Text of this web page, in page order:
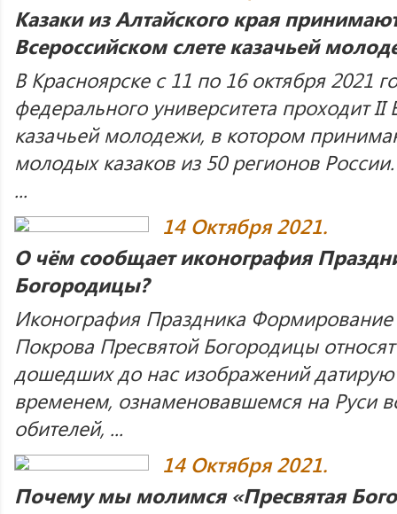
Казаки из Алтайского края
Всероссийском слете казачьей
В Красноярске с 11 по 16 октября 2021
федерального университета проходит II
казачьей молодежи, в котором
молодых казаков из 50 регионов
...
14 Октября 2021.
О чём сообщает иконография
Богородицы?
Иконография Праздника
Покрова Пресвятой Богородицы
дошедших до нас изображений
временем, ознаменовавшемся на Руси
обителей, ...
14 Октября 2021.
Почему мы молимся «Пресвятая